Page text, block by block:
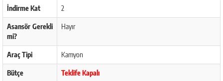
İndirme Kat 2
Asansör Gerekli
mi?
Hayır
Araç Tipi Kamyon
Bütçe Teklife Kapalı